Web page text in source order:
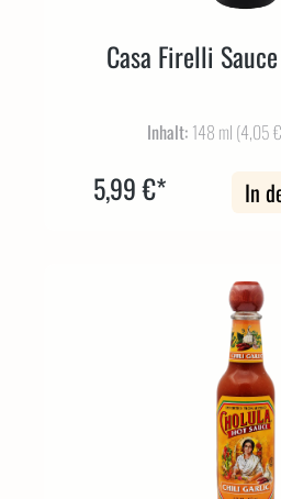
Casa Firelli
Inhalt: 148 ml (4,05
5,99 €* In